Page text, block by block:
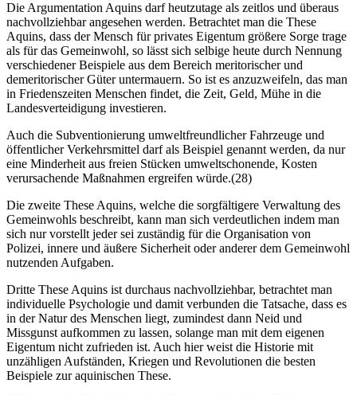
Die Argumentation Aquins darf heutzutage als zeitlos und überaus
nachvollziehbar angesehen werden. Betrachtet man die These
Aquins, dass der Mensch für privates Eigentum größere Sorge trage
als für das Gemeinwohl, so lässt sich selbige heute durch Nennung
verschiedener Beispiele aus dem Bereich meritorischer und
demeritorischer Güter untermauern. So ist es anzuzweifeln, das man
in Friedenszeiten Menschen findet, die Zeit, Geld, Mühe in die
Landesverteidigung investieren.
Auch die Subventionierung umweltfreundlicher Fahrzeuge und
öffentlicher Verkehrsmittel darf als Beispiel genannt werden, da nur
eine Minderheit aus freien Stücken umweltschonende, Kosten
verursachende Maßnahmen ergreifen würde.(28)
Die zweite These Aquins, welche die sorgfältigere Verwaltung des
Gemeinwohls beschreibt, kann man sich verdeutlichen indem man
sich nur vorstellt jeder sei zuständig für die Organisation von
Polizei, innere und äußere Sicherheit oder anderer dem Gemeinwohl
nutzenden Aufgaben.
Dritte These Aquins ist durchaus nachvollziehbar, betrachtet man
individuelle Psychologie und damit verbunden die Tatsache, dass es
in der Natur des Menschen liegt, zumindest dann Neid und
Missgunst aufkommen zu lassen, solange man mit dem eigenen
Eigentum nicht zufrieden ist. Auch hier weist die Historie mit
unzähligen Aufständen, Kriegen und Revolutionen die besten
Beispiele zur aquinischen These.